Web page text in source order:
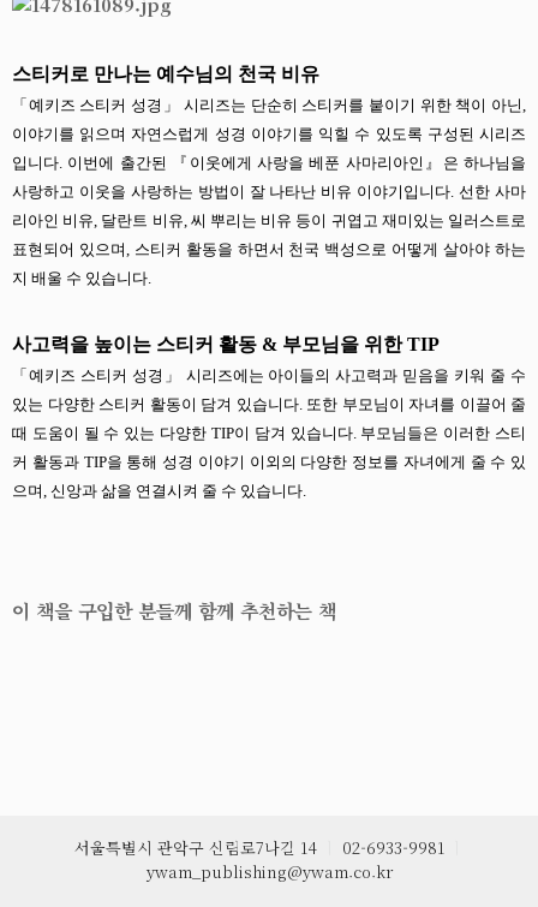
스티커로 만나는 예수님의 천국 비유
「예키즈 스티커 성경」 시리즈는 단순히 스티커를 붙이기 위한 책이 아닌,
이야기를 읽으며 자연스럽게 성경 이야기를 익힐 수 있도록 구성된 시리즈
입니다. 이번에 출간된 『이웃에게 사랑을 베푼 사마리아인』은 하나님을
사랑하고 이웃을 사랑하는 방법이 잘 나타난 비유 이야기입니다. 선한 사마
리아인 비유, 달란트 비유, 씨 뿌리는 비유 등이 귀엽고 재미있는 일러스트로
표현되어 있으며, 스티커 활동을 하면서 천국 백성으로 어떻게 살아야 하는
지 배울 수 있습니다.
사고력을 높이는 스티커 활동 & 부모님을 위한 TIP
「예키즈 스티커 성경」 시리즈에는 아이들의 사고력과 믿음을 키워 줄 수
있는 다양한 스티커 활동이 담겨 있습니다. 또한 부모님이 자녀를 이끌어 줄
때 도움이 될 수 있는 다양한 TIP이 담겨 있습니다. 부모님들은 이러한 스티
커 활동과 TIP을 통해 성경 이야기 이외의 다양한 정보를 자녀에게 줄 수 있
으며, 신앙과 삶을 연결시켜 줄 수 있습니다.
이 책을 구입한 분들께 함께 추천하는 책
서울특별시 관악구 신림로7나길 14 02-6933-9981
ywam_publishing@ywam.co.kr